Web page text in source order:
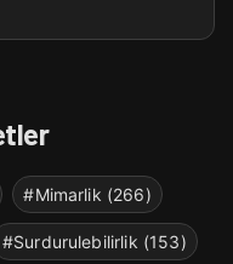
#Mimarlik (266)
#Surdurulebilirlik (153)